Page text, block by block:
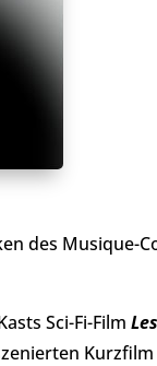
des Musique-
Sci-Fi-Film
Kurzfilm